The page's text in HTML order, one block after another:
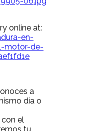
online at:
en-
motor-de-
a
día o
el
tu